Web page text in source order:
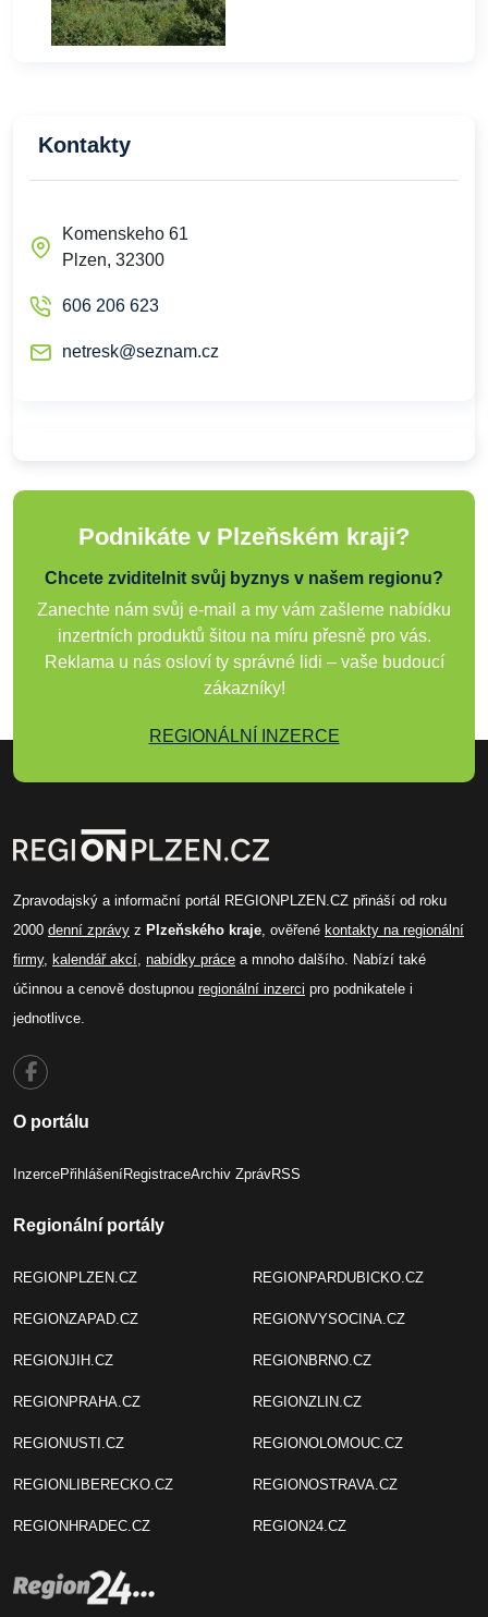
Kontakty
Komenskeho 61
Plzen, 32300
606 206 623
netresk@seznam.cz
Podnikáte v Plzeňském kraji?
Chcete zviditelnit svůj byznys v našem regionu?
Zanechte nám svůj e-mail a my vám zašleme nabídku
inzertních produktů šitou na míru přesně pro vás.
Reklama u nás osloví ty správné lidi – vaše budoucí
zákazníky!
REGIONÁLNÍ INZERCE
Zpravodajský a informační portál REGIONPLZEN.CZ přináší od roku
2000 denní zprávy z Plzeňského kraje, ověřené kontakty na regionální
firmy, kalendář akcí, nabídky práce a mnoho dalšího. Nabízí také
účinnou a cenově dostupnou regionální inzerci pro podnikatele i
jednotlivce.
O portálu
InzercePřihlášeníRegistraceArchiv ZprávRSS
Regionální portály
REGIONPLZEN.CZ
REGIONZAPAD.CZ
REGIONJIH.CZ
REGIONPRAHA.CZ
REGIONUSTI.CZ
REGIONLIBERECKO.CZ
REGIONHRADEC.CZ
REGIONPARDUBICKO.CZ
REGIONVYSOCINA.CZ
REGIONBRNO.CZ
REGIONZLIN.CZ
REGIONOLOMOUC.CZ
REGIONOSTRAVA.CZ
REGION24.CZ